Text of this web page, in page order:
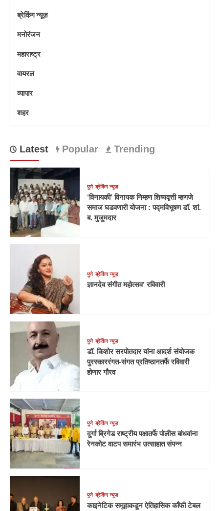
ब्रेकिंग न्यूज़
मनोरंजन
महाराष्ट्र
वायरल
व्यापार
शहर
Latest Popular Trending
पुणे ब्रेकिंग न्यूज़
‘विनायकी’ विनायक निम्हण शिष्यवृत्ती म्हणजे
समाज घडवणारी योजना : पद्मविभूषण डॉ. शां.
ब. मुजुमदार
पुणे ब्रेकिंग न्यूज़
ज्ञानदेव संगीत महोत्सव’ रविवारी
पुणे ब्रेकिंग न्यूज़
डॉ. किशोर सरपोतदार यांना आदर्श संयोजक
पुरस्काररंगत-संगत प्रतिष्ठानतर्फे रविवारी
होणार गौरव
पुणे ब्रेकिंग न्यूज़
दुर्गा ब्रिगेड राष्ट्रीय पक्षातर्फे पोलीस बांधवांना
रेनकोट वाटप समारंभ उत्साहात संपन्न
पुणे ब्रेकिंग न्यूज़
काइनेटिक समूहाकडून ऐतिहासिक काँफी टेबल